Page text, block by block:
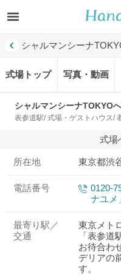
シャルマンシーナ
式場トップ 写真・動画
シャルマンシーナTOKYO
表参道駅/ 式場・ゲストハウス/
式場
所在地 東京都渋
電話番号
0120-
ナユメ
最寄り駅／
交通
東京メト
「表参道
お待合わ
デリアの
す。